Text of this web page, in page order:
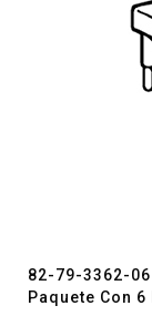
82-79-3362-
Paquete Con 6